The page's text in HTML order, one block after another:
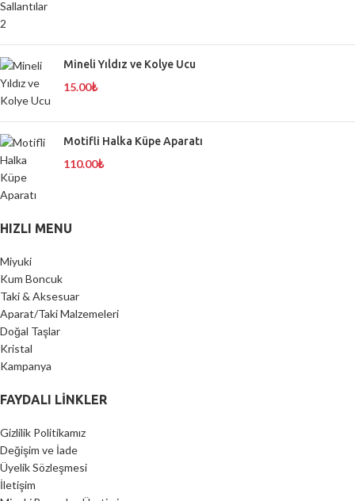
Mineli Yıldız ve Kolye Ucu
15.00₺
Motifli Halka Küpe Aparatı
110.00₺
HIZLI MENU
Miyuki
Kum Boncuk
Taki & Aksesuar
Aparat/Taki Malzemeleri
Doğal Taşlar
Kristal
Kampanya
FAYDALI LİNKLER
Gizlilik Politikamız
Değişim ve İade
Üyelik Sözleşmesi
İletişim